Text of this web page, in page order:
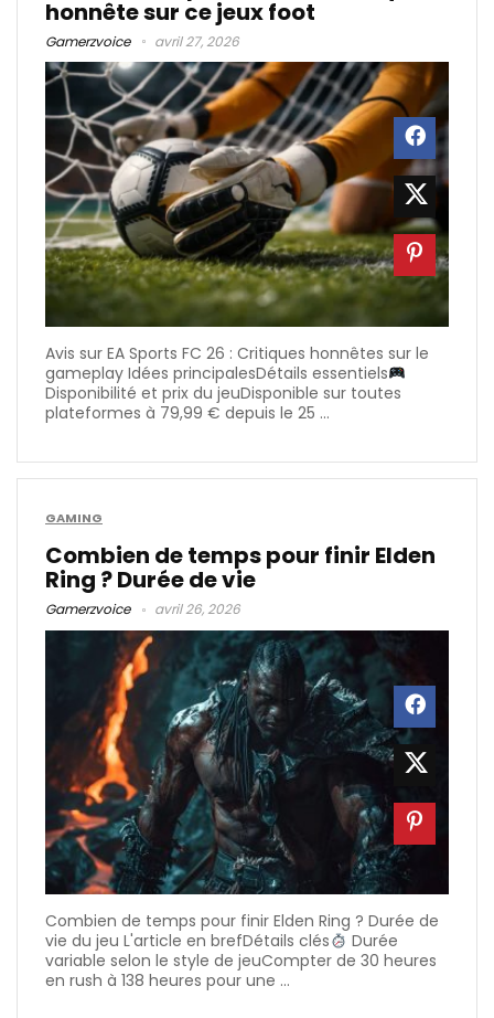
honnête sur ce jeux foot
Gamerzvoice avril 27, 2026
Avis sur EA Sports FC 26 : Critiques honnêtes sur le
gameplay Idées principalesDétails essentiels
Disponibilité et prix du jeuDisponible sur toutes
plateformes à 79,99 € depuis le 25 ...
GAMING
Combien de temps pour finir Elden
Ring​ ? Durée de vie
Gamerzvoice avril 26, 2026
Combien de temps pour finir Elden Ring ? Durée de
vie du jeu L'article en brefDétails clés
Durée
variable selon le style de jeuCompter de 30 heures
en rush à 138 heures pour une ...